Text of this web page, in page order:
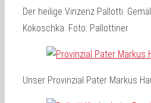
Der heilige Vinzenz Pallotti.
Kokoschka. Foto: Pallottiner
Unser Provinzial Pater Markus